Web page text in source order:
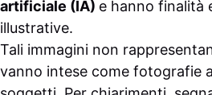
artificiale (IA) e hanno finalità
illustrative.
Tali immagini non
vanno intese come fotografie